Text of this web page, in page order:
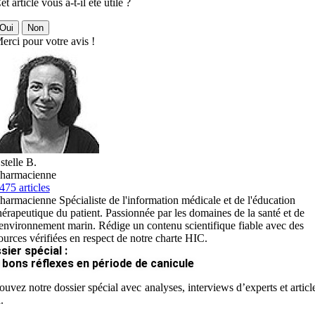
article vous a-t-il été utile ?
Non
pour votre avis !
B.
articles
Spécialiste de l'information médicale et de l'éducation
du patient. Passionnée par les domaines de la santé et de
marin. Rédige un contenu scientifique fiable avec des
vérifiées en respect de notre charte HIC.
spécial :
bons réflexes en période de canicule
notre dossier spécial avec analyses, interviews d’experts et